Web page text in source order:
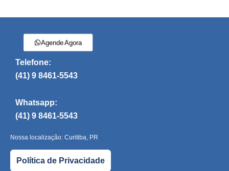
Agende Agora
Telefone:
(41) 9 8461-5543
Whatsapp:
(41) 9 8461-5543
Nossa localização: Curitiba, PR
Política de Privacidade